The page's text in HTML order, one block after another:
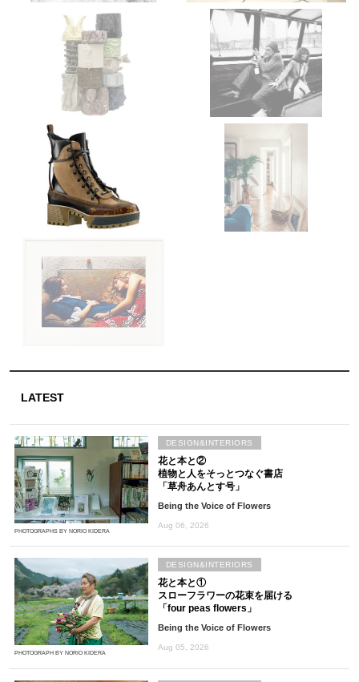
LATEST
PHOTOGRAPHS BY NORIO KIDERA
花と本と②
植物と人をそっとつなぐ書店
「草舟あんとす号」
Being the Voice of Flowers
Aug 06, 2026
DESIGN&INTERIORS
PHOTOGRAPH BY NORIO KIDERA
花と本と①
スローフラワーの花束を届ける
「four peas flowers」
Being the Voice of Flowers
Aug 05, 2026
DESIGN&INTERIORS